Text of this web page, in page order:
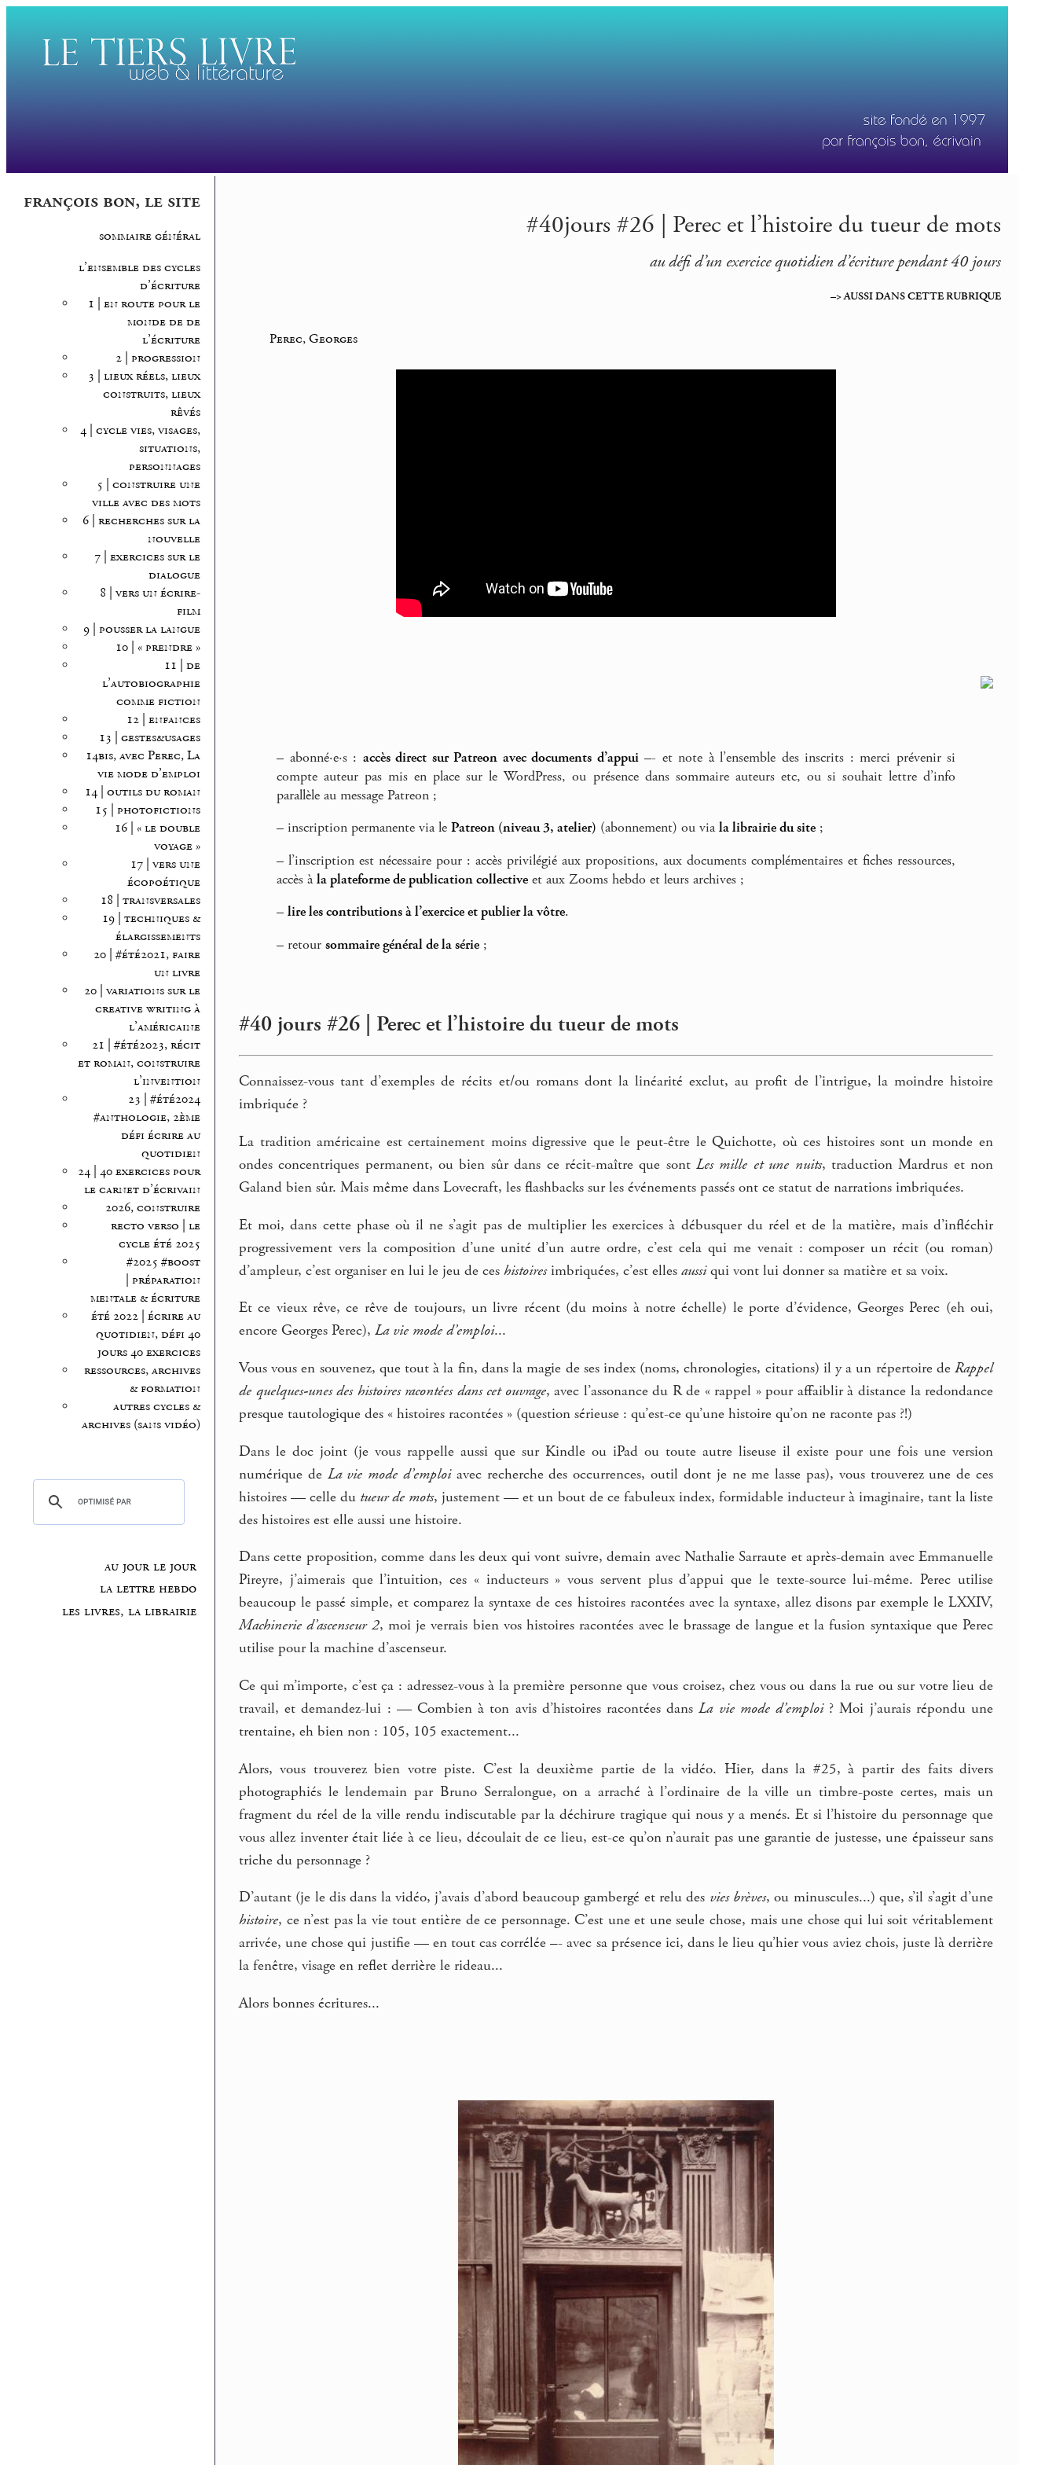
françois bon, le site
sommaire général
l’ensemble des cycles
d’écriture
1 | en route pour le
monde de de
l’écriture
2 | progression
3 | lieux réels, lieux
construits, lieux
rêvés
4 | cycle vies, visages,
situations,
personnages
5 | construire une
ville avec des mots
6 | recherches sur la
nouvelle
7 | exercices sur le
dialogue
8 | vers un écrire-
film
9 | pousser la langue
10 | « prendre »
11 | de
l’autobiographie
comme fiction
12 | enfances
13 | gestes&usages
14bis, avec Perec, La
vie mode d’emploi
14 | outils du roman
15 | photofictions
16 | « le double
voyage »
17 | vers une
écopoétique
18 | transversales
19 | techniques &
élargissements
20 | #été2021, faire
un livre
20 | variations sur le
creative writing à
l’américaine
21 | #été2023, récit
et roman, construire
l’invention
23 | #été2024
#anthologie, 2ème
défi écrire au
quotidien
24 | 40 exercices pour
le carnet d’écrivain
2026, construire
recto verso | le
cycle été 2025
#2025 #boost
| préparation
mentale & écriture
été 2022 | écrire au
quotidien, défi 40
jours 40 exercices
ressources, archives
& formation
autres cycles &
archives (sans vidéo)
au jour le jour
la lettre hebdo
les livres, la librairie
#40jours #26 | Perec et l’histoire du tueur de mots
au défi d’un exercice quotidien d’écriture pendant 40 jours
–> AUSSI DANS CETTE RUBRIQUE
Perec, Georges
– abonné·e·s : accès direct sur Patreon avec documents d’appui–- et note à l’ensemble des inscrits : merci prévenir si
compte auteur pas mis en place sur le WordPress, ou présence dans sommaire auteurs etc, ou si souhait lettre d’info
parallèle au message Patreon ;
– inscription permanente via le Patreon (niveau 3, atelier) (abonnement) ou viala librairie du site ;
– l’inscription est nécessaire pour : accès privilégié aux propositions, aux documents complémentaires et fiches ressources,
accès àla plateforme de publication collective et aux Zooms hebdo et leurs archives ;
– lire les contributions à l’exercice et publier la vôtre.
– retour sommaire général de la série ;
#40 jours #26 | Perec et l’histoire du tueur de mots
Connaissez-vous tant d’exemples de récits et/ou romans dont la linéarité exclut, au profit de l’intrigue, la moindre histoire
imbriquée ?
La tradition américaine est certainement moins digressive que le peut-être le Quichotte, où ces histoires sont un monde en
ondes concentriques permanent, ou bien sûr dans ce récit-maître que sontLes mille et une nuits, traduction Mardrus et non
Galand bien sûr. Mais même dans Lovecraft, les flashbacks sur les événements passés ont ce statut de narrations imbriquées.
Et moi, dans cette phase où il ne s’agit pas de multiplier les exercices à débusquer du réel et de la matière, mais d’infléchir
progressivement vers la composition d’une unité d’un autre ordre, c’est cela qui me venait : composer un récit (ou roman)
d’ampleur, c’est organiser en lui le jeu de ces histoiresimbriquées, c’est elles aussiqui vont lui donner sa matière et sa voix.
Et ce vieux rêve, ce rêve de toujours, un livre récent (du moins à notre échelle) le porte d’évidence, Georges Perec (eh oui,
encore Georges Perec), La vie mode d’emploi...
Vous vous en souvenez, que tout à la fin, dans la magie de ses index (noms, chronologies, citations) il y a un répertoire deRappel
de quelques-unes des histoires racontées dans cet ouvrage, avec l’assonance du R de « rappel » pour affaiblir à distance la redondance
presque tautologique des « histoires racontées » (question sérieuse : qu’est-ce qu’une histoire qu’on ne raconte pas ?!)
Dans le doc joint (je vous rappelle aussi que sur Kindle ou iPad ou toute autre liseuse il existe pour une fois une version
numérique de La vie mode d’emploiavec recherche des occurrences, outil dont je ne me lasse pas), vous trouverez une de ces
histoires — celle du tueur de mots, justement — et un bout de ce fabuleux index, formidable inducteur à imaginaire, tant la liste
des histoires est elle aussi une histoire.
Dans cette proposition, comme dans les deux qui vont suivre, demain avec Nathalie Sarraute et après-demain avec Emmanuelle
Pireyre, j’aimerais que l’intuition, ces « inducteurs » vous servent plus d’appui que le texte-source lui-même. Perec utilise
beaucoup le passé simple, et comparez la syntaxe de ces histoires racontées avec la syntaxe, allez disons par exemple le LXXIV,
Machinerie d’ascenseur 2, moi je verrais bien vos histoires racontées avec le brassage de langue et la fusion syntaxique que Perec
utilise pour la machine d’ascenseur.
Ce qui m’importe, c’est ça : adressez-vous à la première personne que vous croisez, chez vous ou dans la rue ou sur votre lieu de
travail, et demandez-lui : — Combien à ton avis d’histoires racontées dansLa vie mode d’emploi? Moi j’aurais répondu une
trentaine, eh bien non : 105, 105 exactement...
Alors, vous trouverez bien votre piste. C’est la deuxième partie de la vidéo. Hier, dans la #25, à partir des faits divers
photographiés le lendemain par Bruno Serralongue, on a arraché à l’ordinaire de la ville un timbre-poste certes, mais un
fragment du réel de la ville rendu indiscutable par la déchirure tragique qui nous y a menés. Et si l’histoire du personnage que
vous allez inventer était liée à ce lieu, découlait de ce lieu, est-ce qu’on n’aurait pas une garantie de justesse, une épaisseur sans
triche du personnage ?
D’autant (je le dis dans la vidéo, j’avais d’abord beaucoup gambergé et relu des vies brèves, ou minuscules...) que, s’il s’agit d’une
histoire, ce n’est pas la vie tout entière de ce personnage. C’est une et une seule chose, mais une chose qui lui soit véritablement
arrivée, une chose qui justifie — en tout cas corrélée –- avec sa présence ici, dans le lieu qu’hier vous aviez chois, juste là derrière
la fenêtre, visage en reflet derrière le rideau...
Alors bonnes écritures...